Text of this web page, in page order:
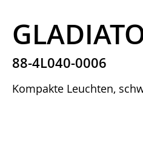
88-4L040-0006
Kompakte Leuchten,